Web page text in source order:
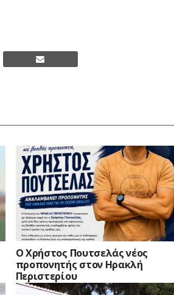
Ο Χρήστος Πουτσελάς νέος
προπονητής στον Ηρακλή
Περιστερίου